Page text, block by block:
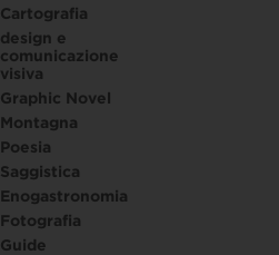
Cartografia
design e
comunicazione
visiva
Graphic Novel
Montagna
Poesia
Saggistica
Enogastronomia
Fotografia
Guide